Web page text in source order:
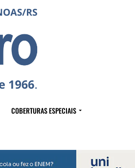
COBERTURAS ESPECIAIS